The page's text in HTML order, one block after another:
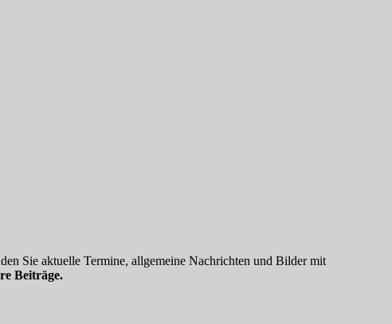
Sie aktuelle Termine, allgemeine Nachrichten und Bilder mit
Beiträge.